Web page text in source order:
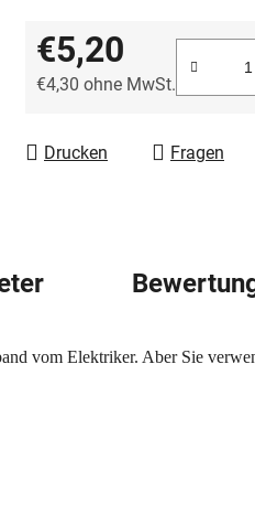
€5,20
€4,30 ohne MwSt.
Drucken Fragen
vom Elektriker. Aber Sie